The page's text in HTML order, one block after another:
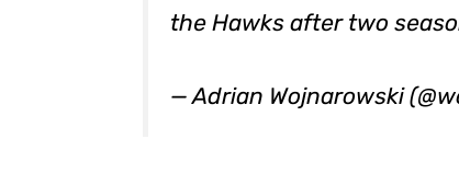
the Hawks after two
— Adrian Wojnarowski